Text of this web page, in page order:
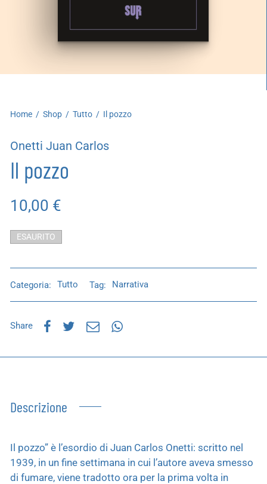
Home / Shop / Tutto / Il pozzo
Onetti Juan Carlos
Il pozzo
10,00 €
ESAURITO
Categoria: Tutto Tag: Narrativa
Share
Descrizione
Il pozzo” è l’esordio di Juan Carlos Onetti: scritto nel
1939, in un fine settimana in cui l’autore aveva smesso
di fumare, viene tradotto ora per la prima volta in